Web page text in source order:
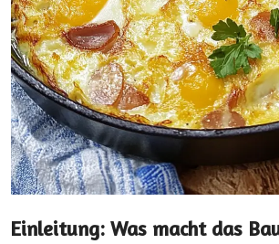
Einleitung: Was macht das